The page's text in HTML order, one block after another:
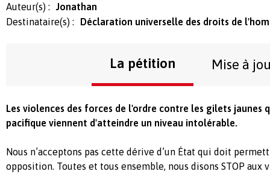
Auteur(s) :
Jonathan
Destinataire(s) :
Déclaration universelle des droits de
La pétition Mise à
Les violences des forces de l'ordre contre les gilets jaunes
pacifique viennent d'atteindre un niveau intolérable.
Nous n’acceptons pas cette dérive d’un État qui doit
opposition. Toutes et tous ensemble, nous disons STOP aux